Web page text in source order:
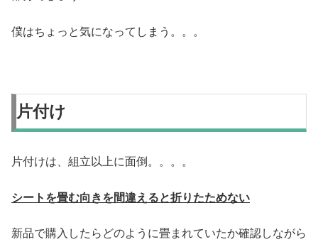
僕はちょっと気になってしまう。。。
片付け
片付けは、組立以上に面倒。。。。
シートを畳む向きを間違えると折りたためない
新品で購入したらどのように畳まれていたか確認しながら